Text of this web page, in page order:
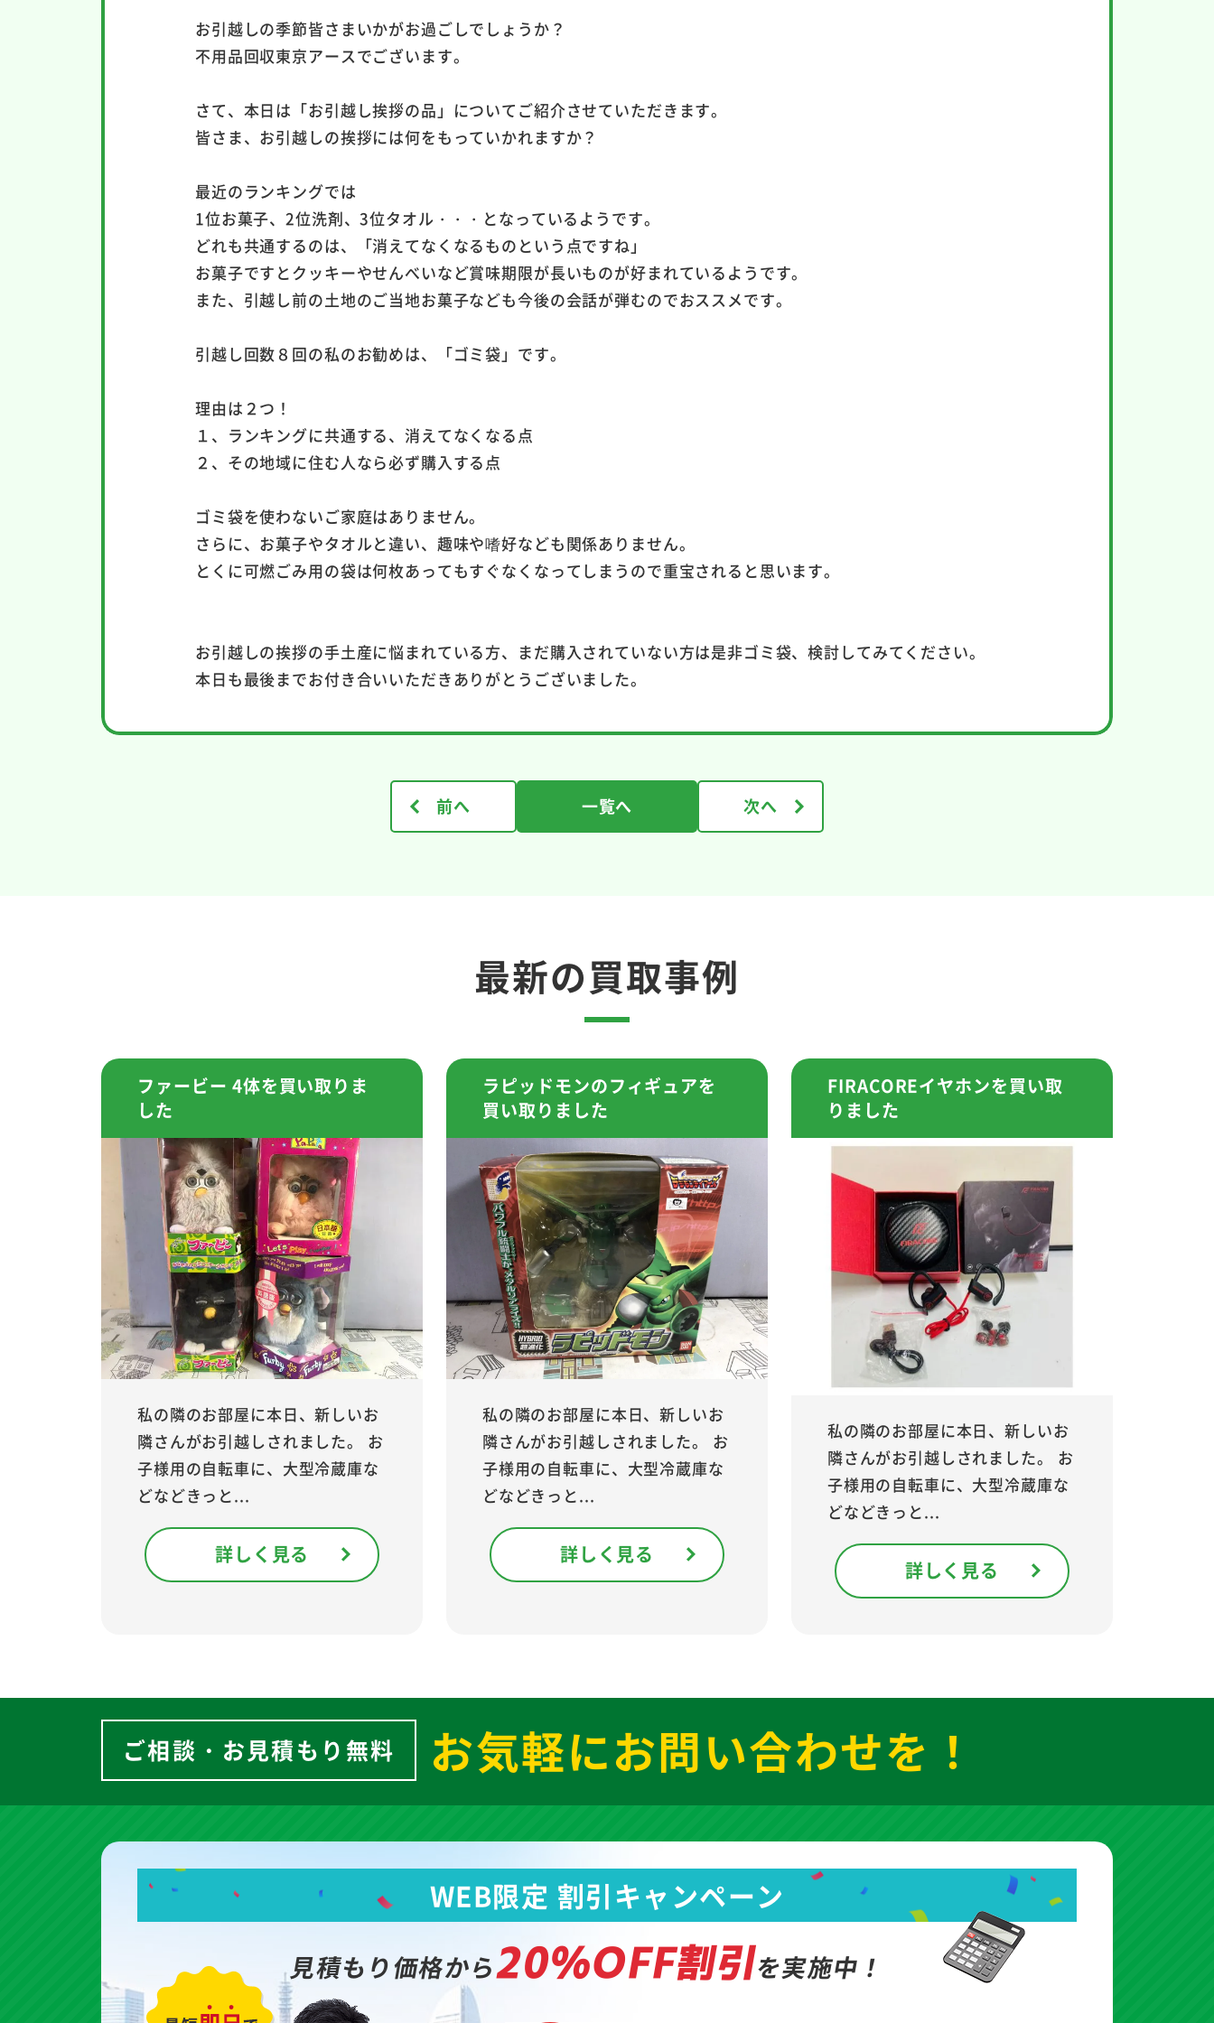
お引越しの季節皆さまいかがお過ごしでしょうか？
不用品回収東京アースでございます。
さて、本日は「お引越し挨拶の品」についてご紹介させていただきます。
皆さま、お引越しの挨拶には何をもっていかれますか？
最近のランキングでは
1位お菓子、2位洗剤、3位タオル・・・となっているようです。
どれも共通するのは、「消えてなくなるものという点ですね」
お菓子ですとクッキーやせんべいなど賞味期限が長いものが好まれているようです。
また、引越し前の土地のご当地お菓子なども今後の会話が弾むのでおススメです。
引越し回数８回の私のお勧めは、「ゴミ袋」です。
理由は２つ！
１、ランキングに共通する、消えてなくなる点
２、その地域に住む人なら必ず購入する点
ゴミ袋を使わないご家庭はありません。
さらに、お菓子やタオルと違い、趣味や嗜好なども関係ありません。
とくに可燃ごみ用の袋は何枚あってもすぐなくなってしまうので重宝されると思います。
お引越しの挨拶の手土産に悩まれている方、まだ購入されていない方は是非ゴミ袋、検討してみてください。
本日も最後までお付き合いいただきありがとうございました。
前へ 一覧へ 次へ
最新の買取事例
ファービー 4体を買い取りま
した
私の隣のお部屋に本日、新しいお
隣さんがお引越しされました。 お
子様用の自転車に、大型冷蔵庫な
どなどきっと...
詳しく見る
ラピッドモンのフィギュアを
買い取りました
私の隣のお部屋に本日、新しいお
隣さんがお引越しされました。 お
子様用の自転車に、大型冷蔵庫な
どなどきっと...
詳しく見る
FIRACOREイヤホンを買い取
りました
私の隣のお部屋に本日、新しいお
隣さんがお引越しされました。 お
子様用の自転車に、大型冷蔵庫な
どなどきっと...
詳しく見る
ご相談・お見積もり無料 お気軽にお問い合わせを！
WEB限定 割引キャンペーン
見積もり価格から20%OFF割引を実施中！